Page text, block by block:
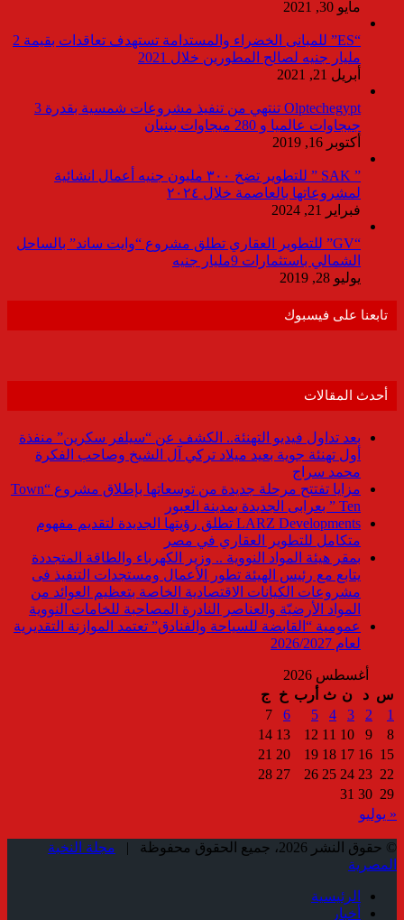
مايو 30, 2021
“ES” للمبانى الخضراء والمستدامة تستهدف تعاقدات بقيمة 2
مليار جنيه لصالح المطورين خلال 2021
أبريل 21, 2021
Olptechegypt تنتهي من تنفيذ مشروعات شمسية بقدرة 3
جيجاوات عالميا و 280 ميجاوات ببنبان
أكتوبر 16, 2019
” SAK ” للتطوير تضخ ٣٠٠ مليون جنيه أعمال انشائية
لمشروعاتها بالعاصمة خلال ٢٠٢٤
فبراير 21, 2024
“GV” للتطوير العقاري تطلق مشروع “وايت ساند” بالساحل
الشمالي باستثمارات 9مليار جنيه
يوليو 28, 2019
تابعنا على فيسبوك
أحدث المقالات
بعد تداول فيديو التهنئة.. الكشف عن “سيلفر سكرين” منفذة
أول تهنئة جوية بعيد ميلاد تركي آل الشيخ وصاحب الفكرة
محمد سراج
مزايا تفتتح مرحلة جديدة من توسعاتها بإطلاق مشروع “Town
Ten ” بعرابى الجديدة بمدينة العبور
LARZ Developments تطلق رؤيتها الجديدة لتقديم مفهوم
متكامل للتطوير العقاري في مصر
بمقر هيئة المواد النووية .. وزير الكهرباء والطاقة المتجددة
يتابع مع رئيس الهيئة تطور الأعمال ومستجدات التنفيذ فى
مشروعات الكيانات الاقتصادية الخاصة بتعظيم العوائد من
المواد الأرضيّة والعناصر النادرة المصاحبة للخامات النووية
عمومية “القابضة للسياحة والفنادق” تعتمد الموازنة التقديرية
لعام 2026/2027
أغسطس 2026
س د ن ث أرب خ
ج
1
2
3
4
5
6
7
8
9
10
11
12
13
14
15
16
17
18
19
20
21
22
23
24
25
26
27
28
29
30
31
« يوليو
© حقوق النشر 2026، جميع الحقوق محفوظة |
مجلة النخبة
المصرية
الرئيسية
أخبار